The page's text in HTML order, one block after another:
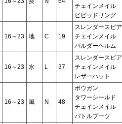
チェインメイル
ビビッドリング
16～23 地 C 19
スレンダースピア
チェインメイル
バルダーヘルム
16～23 水 L 37
スレンダースピア
チェインメイル
レザーハット
16～23 風 N 48
ボウガン
タワーシールド
チェインメイル
バトルブーツ